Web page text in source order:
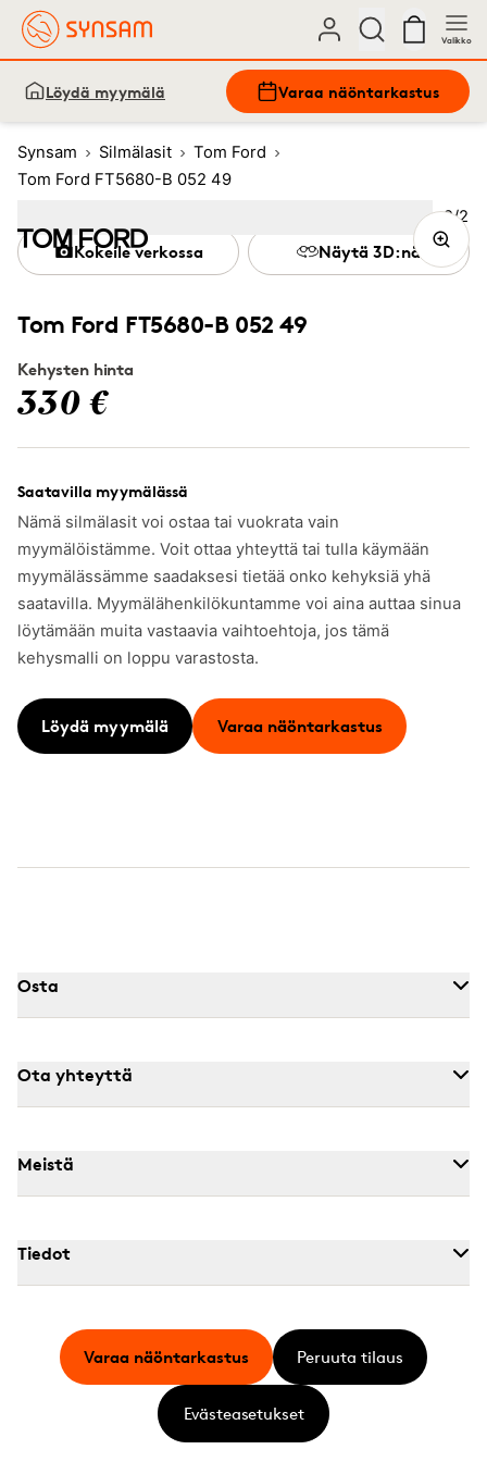
Valikko
Löydä myymälä Varaa näöntarkastus
Synsam Silmälasit
Tom Ford
Tom Ford FT5680-B 052 49
Tom Ford FT5680-B 052 49
Kehysten hinta
330 €
Saatavilla myymälässä
Nämä silmälasit voi ostaa tai vuokrata vain
myymälöistämme. Voit ottaa yhteyttä tai tulla käymään
myymälässämme saadaksesi tietää onko kehyksiä yhä
saatavilla. Myymälähenkilökuntamme voi aina auttaa sinua
löytämään muita vastaavia vaihtoehtoja, jos tämä
kehysmalli on loppu varastosta.
Löydä myymälä Varaa näöntarkastus
Kokeile verkossa Näytä 3D:nä
Kuva
2/2
Image (Current image)
Osta
Ota yhteyttä
Meistä
Tiedot
Varaa näöntarkastus Peruuta tilaus
Evästeasetukset